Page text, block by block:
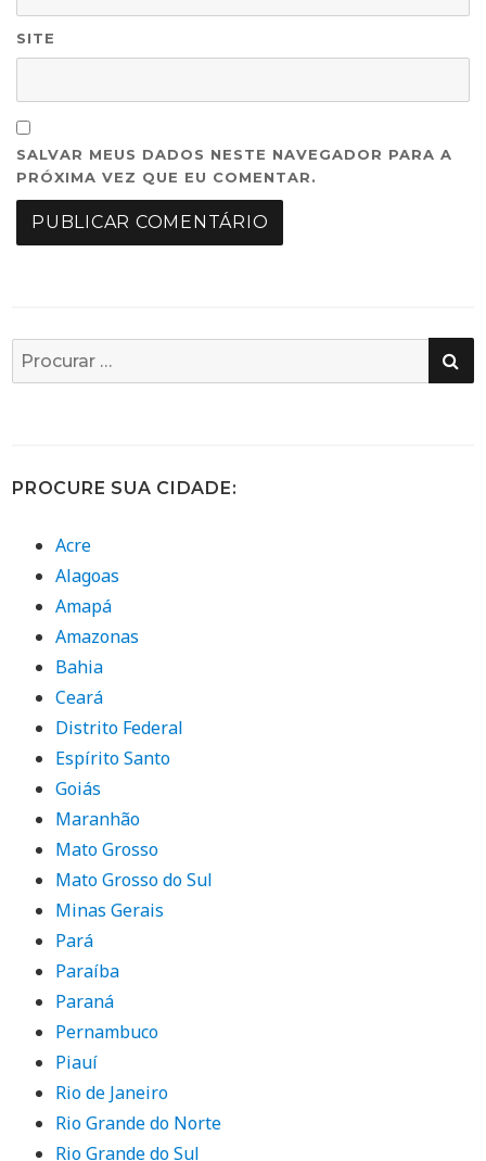
SITE
SALVAR MEUS DADOS NESTE NAVEGADOR PARA A
PRÓXIMA VEZ QUE EU COMENTAR.
Busca
por:
PROCURE SUA CIDADE:
Acre
Alagoas
Amapá
Amazonas
Bahia
Ceará
Distrito Federal
Espírito Santo
Goiás
Maranhão
Mato Grosso
Mato Grosso do Sul
Minas Gerais
Pará
Paraíba
Paraná
Pernambuco
Piauí
Rio de Janeiro
Rio Grande do Norte
Rio Grande do Sul